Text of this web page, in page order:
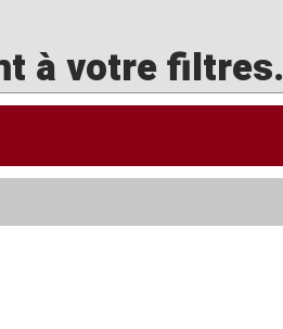
à votre filtres.